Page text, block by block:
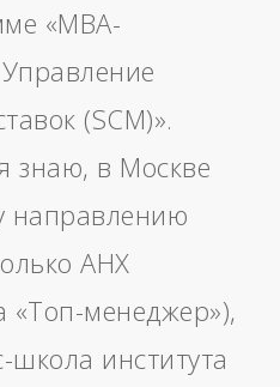
«MBA-
(SCM)».
знаю, в Москве
направлению
АНХ
«Топ-менеджер»),
школа института